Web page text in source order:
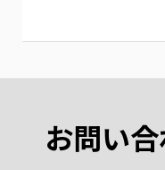
お問い